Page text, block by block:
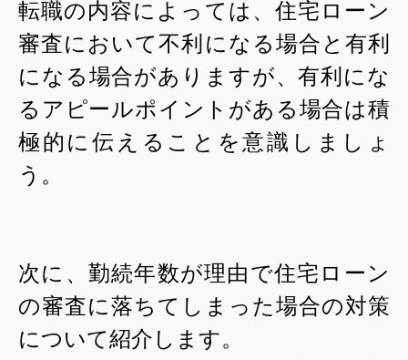
転職の内容によっては、住宅ローン
審査において不利になる場合と有利
になる場合がありますが、有利にな
るアピールポイントがある場合は積
極的に伝えることを意識しましょ
う。
次に、勤続年数が理由で住宅ローン
の審査に落ちてしまった場合の対策
について紹介します。